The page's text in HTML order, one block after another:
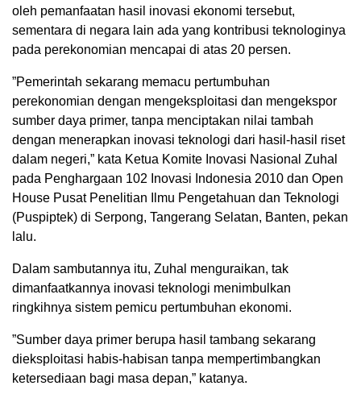
oleh pemanfaatan hasil inovasi ekonomi tersebut,
sementara di negara lain ada yang kontribusi teknologinya
pada perekonomian mencapai di atas 20 persen.
”Pemerintah sekarang memacu pertumbuhan
perekonomian dengan mengeksploitasi dan mengekspor
sumber daya primer, tanpa menciptakan nilai tambah
dengan menerapkan inovasi teknologi dari hasil-hasil riset
dalam negeri,” kata Ketua Komite Inovasi Nasional Zuhal
pada Penghargaan 102 Inovasi Indonesia 2010 dan Open
House Pusat Penelitian Ilmu Pengetahuan dan Teknologi
(Puspiptek) di Serpong, Tangerang Selatan, Banten, pekan
lalu.
Dalam sambutannya itu, Zuhal menguraikan, tak
dimanfaatkannya inovasi teknologi menimbulkan
ringkihnya sistem pemicu pertumbuhan ekonomi.
”Sumber daya primer berupa hasil tambang sekarang
dieksploitasi habis-habisan tanpa mempertimbangkan
ketersediaan bagi masa depan,” katanya.